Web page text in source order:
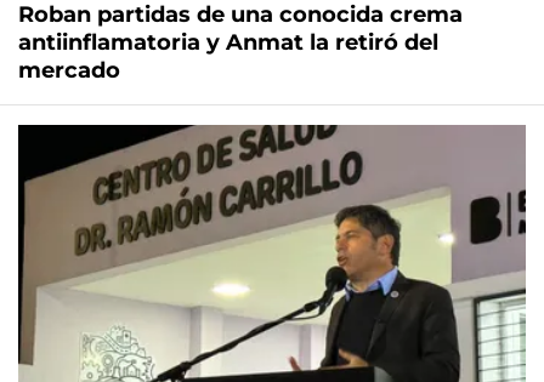
Roban partidas de una conocida crema
antiinflamatoria y Anmat la retiró del
mercado